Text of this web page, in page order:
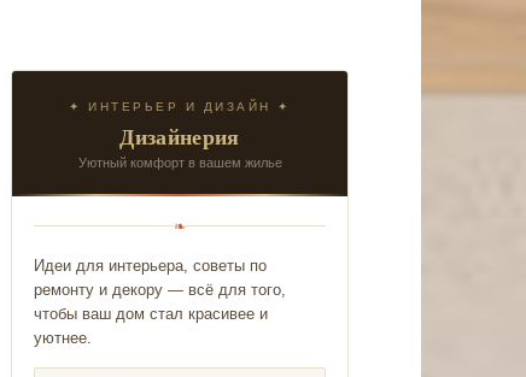
✦ ИНТЕРЬЕР И ДИЗАЙН ✦
Дизайнерия
Уютный комфорт в вашем жилье
❧
Идеи для интерьера, советы по
ремонту и декору — всё для того,
чтобы ваш дом стал красивее и
уютнее.